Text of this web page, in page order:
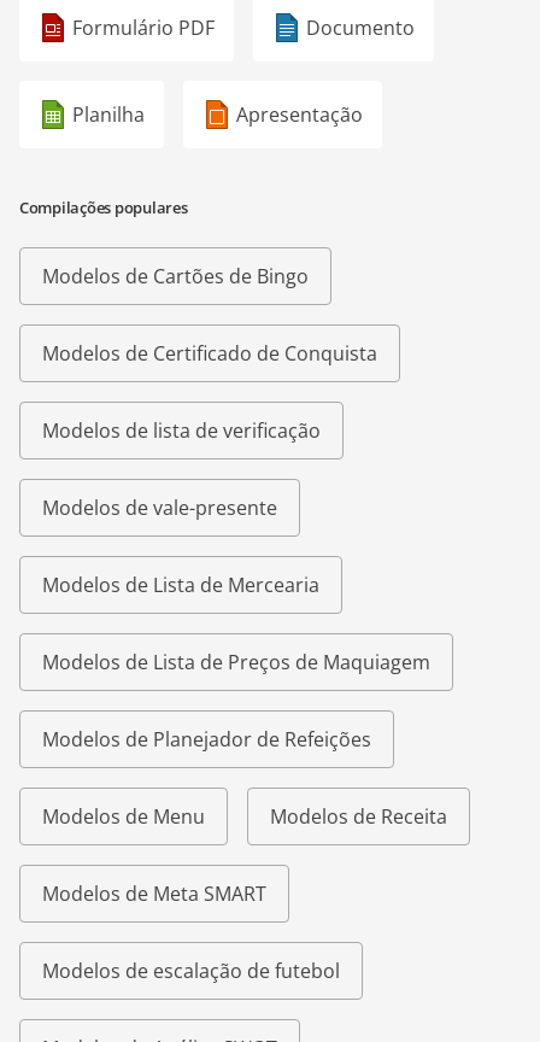
Formulário PDF Documento
Planilha Apresentação
Compilações populares
Modelos de Cartões de Bingo
Modelos de Certificado de Conquista
Modelos de lista de verificação
Modelos de vale-presente
Modelos de Lista de Mercearia
Modelos de Lista de Preços de Maquiagem
Modelos de Planejador de Refeições
Modelos de Menu Modelos de Receita
Modelos de Meta SMART
Modelos de escalação de futebol